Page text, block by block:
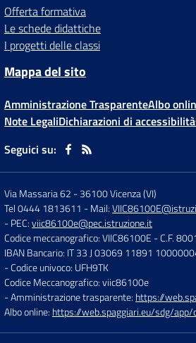
Offerta formativa
Le schede didattiche
I progetti delle classi
Mappa del sito
Amministrazione TrasparenteAlbo
Note LegaliDichiarazioni di accessibilità
Seguici su:
Via Massaria 62 -36100 Vicenza (VI)
Tel 0444 1813611 - Mail:
- PEC:viic86100e@pec.istruzione.it
Codice meccanografico: VIIC86100E - C.F.
IBAN Bancario: IT 33 J 03069 11891
- Codice univoco: UFH9TK
Codice Meccanografico: viic86100e
- Amministrazione trasparente: https://
Albo online: https://web.spaggiari.eu/sdg/